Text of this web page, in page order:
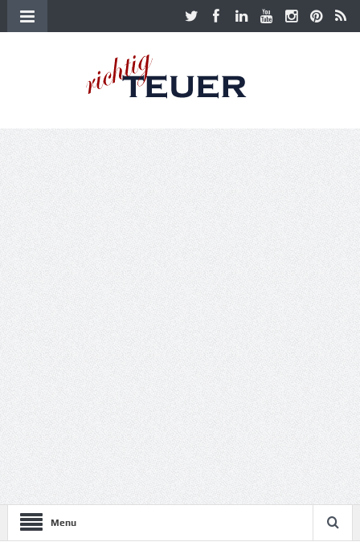
Menu